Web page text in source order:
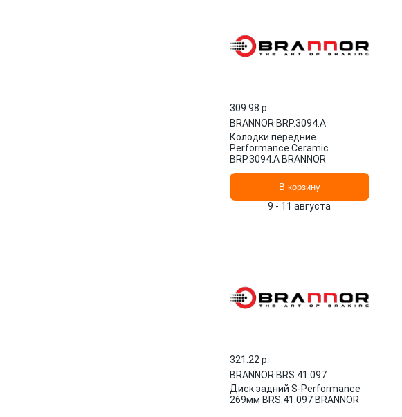
309.98 p.
BRANNOR·BRP.3094.A
Колодки передние
Performance Ceramic
BRP.3094.A BRANNOR
В корзину
9 - 11 августа
321.22 p.
BRANNOR·BRS.41.097
Диск задний S-Performance
269мм BRS.41.097 BRANNOR